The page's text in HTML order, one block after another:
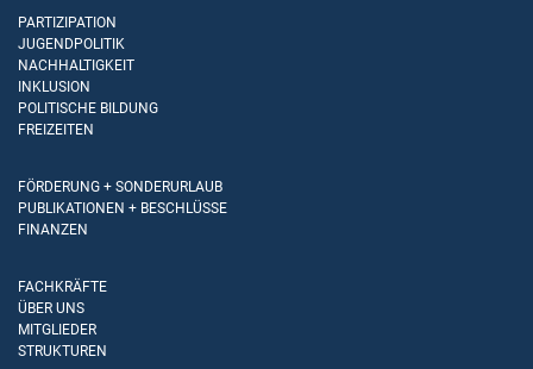
PARTIZIPATION
JUGENDPOLITIK
NACHHALTIGKEIT
INKLUSION
POLITISCHE BILDUNG
FREIZEITEN
FÖRDERUNG + SONDERURLAUB
PUBLIKATIONEN + BESCHLÜSSE
FINANZEN
FACHKRÄFTE
ÜBER UNS
MITGLIEDER
STRUKTUREN